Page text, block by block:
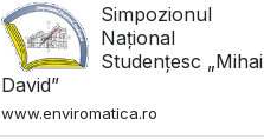
Simpozionul
Național
Studențesc „Mihai
David”
www.enviromatica.ro